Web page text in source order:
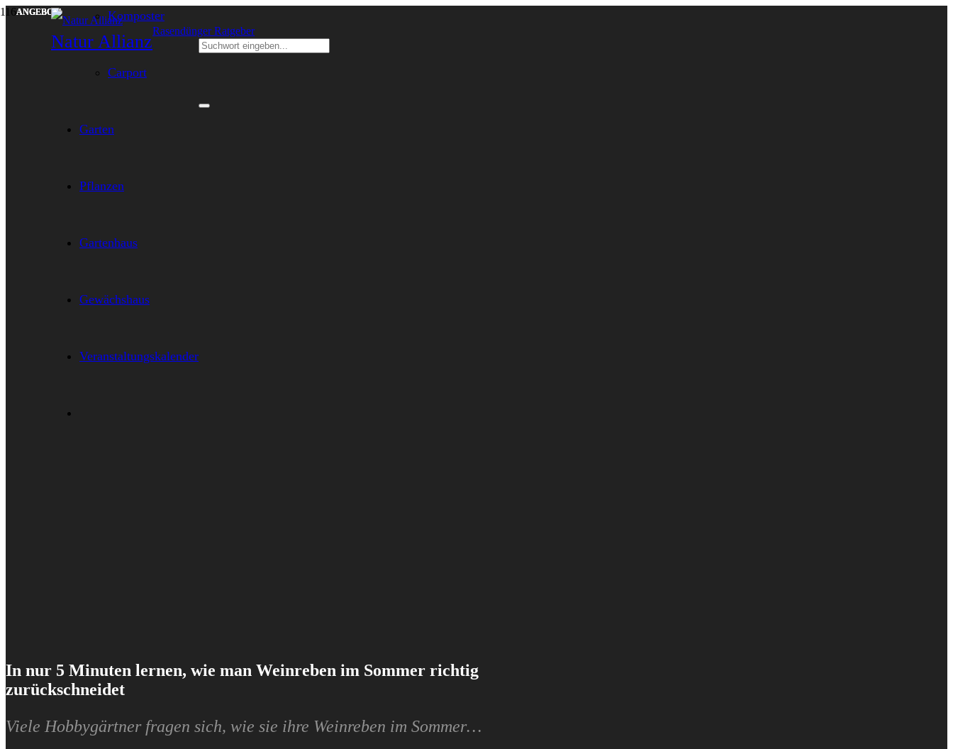
Natur Allianz
Rasendünger Ratgeber
Komposter
Carport
Garten
Pflanzen
Gartenhaus
Gewächshaus
Veranstaltungskalender
In nur 5 Minuten lernen, wie man Weinreben im Sommer richtig
zurückschneidet
Viele Hobbygärtner fragen sich, wie sie ihre Weinreben im Sommer…
ANGEBOT!
ANGEBOT!
ANGEBOT!